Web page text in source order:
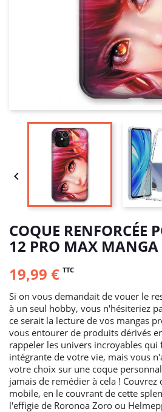

COQUE RENFORCÉE
12 PRO MAX MANGA
19,99 € TTC
Si on vous demandait de vouer le
à un seul hobby, vous n'hésiteriez
ce serait la lecture de vos mangas
vous entourer de produits dérivés
rappeler les univers incroyables
intégrante de votre vie, mais vous
votre choix sur une coque
jamais de remédier à cela !
mobile, en le couvrant de cette
l'effigie de Roronoa Zoro ou